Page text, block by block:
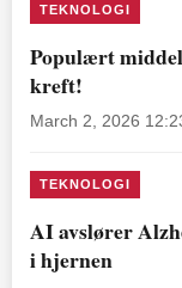
TEKNOLOGI
Populært
kreft!
March 2, 2026
TEKNOLOGI
AI avslører
i hjernen